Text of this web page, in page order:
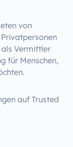
von
als Vermittler
für Menschen,
auf Trusted